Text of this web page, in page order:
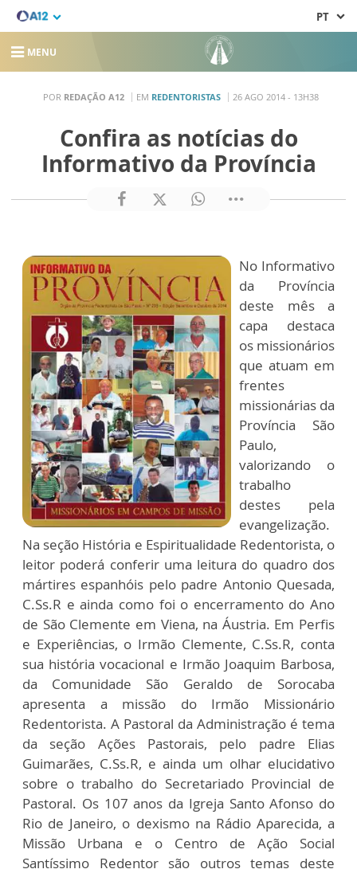
PT
MENU
POR REDAÇÃO A12 EM REDENTORISTAS 26 AGO 2014 - 13H38
Confira as notícias do
Informativo da Província
No Informativo
da Província
deste mês a
capa destaca
os missionários
que atuam em
frentes
missionárias da
Província São
Paulo,
valorizando o
trabalho
destes pela
evangelização.
Na seção História e Espiritualidade Redentorista, o
leitor poderá conferir uma leitura do quadro dos
mártires espanhóis pelo padre Antonio Quesada,
C.Ss.R e ainda como foi o encerramento do Ano
de São Clemente em Viena, na Áustria. Em Perfis
e Experiências, o Irmão Clemente, C.Ss.R, conta
sua história vocacional e Irmão Joaquim Barbosa,
da Comunidade São Geraldo de Sorocaba
apresenta a missão do Irmão Missionário
Redentorista. A Pastoral da Administração é tema
da seção Ações Pastorais, pelo padre Elias
Guimarães, C.Ss.R, e ainda um olhar elucidativo
sobre o trabalho do Secretariado Provincial de
Pastoral. Os 107 anos da Igreja Santo Afonso do
Rio de Janeiro, o dexismo na Rádio Aparecida, a
Missão Urbana e o Centro de Ação Social
Santíssimo Redentor são outros temas deste